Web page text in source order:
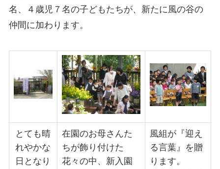
名、４歳児７名の子どもたちが、新たに風の谷の
仲間に加わります。
とても晴
れやかな
日となり
在園のお母さんた
ちが飾り付けた
花々の中、新入園
風組が『迎え
る言葉』を贈
ります。